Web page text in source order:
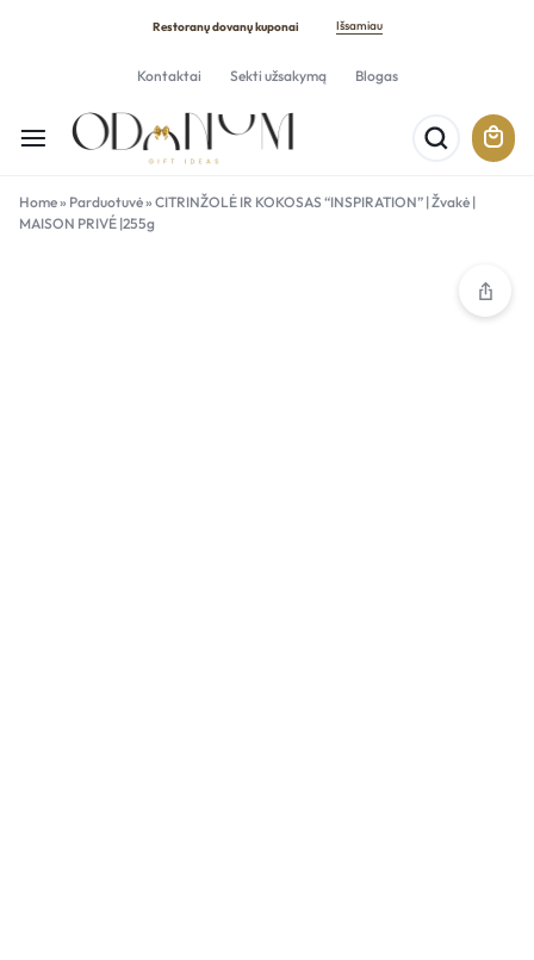
Restoranų dovanų kuponai Išsamiau
Kontaktai Sekti užsakymą Blogas
Home» Parduotuvė» CITRINŽOLĖ IR KOKOSAS “INSPIRATION” | Žvakė |
MAISON PRIVÉ |255g